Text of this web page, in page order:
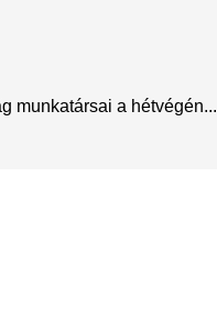
munkatársai a hétvégén...